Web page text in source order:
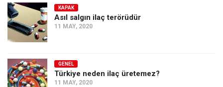
KAPAK
Asıl salgın ilaç terörüdür
11 MAY, 2020
GENEL
Türkiye neden ilaç üretemez?
11 MAY, 2020